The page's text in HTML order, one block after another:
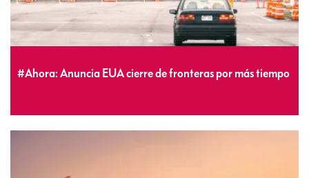
#Ahora: Anuncia EUA cierre de fronteras por más tiempo